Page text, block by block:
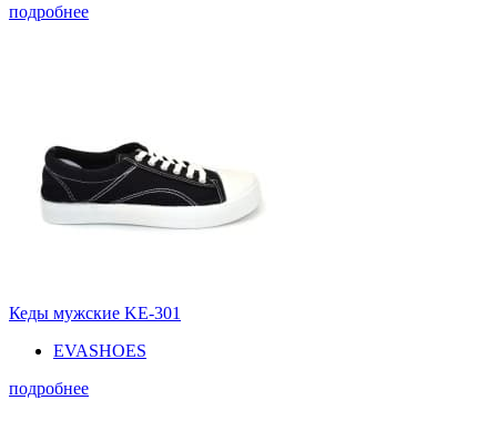
подробнее
Кеды мужские KE-301
EVASHOES
подробнее